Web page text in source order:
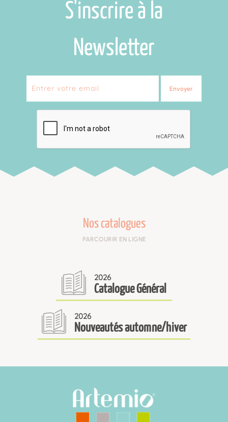
S'inscrire à la
Newsletter
Envoyer
Nos catalogues
PARCOURIR EN LIGNE
2026
Catalogue Général
2026
Nouveautés automne/hiver